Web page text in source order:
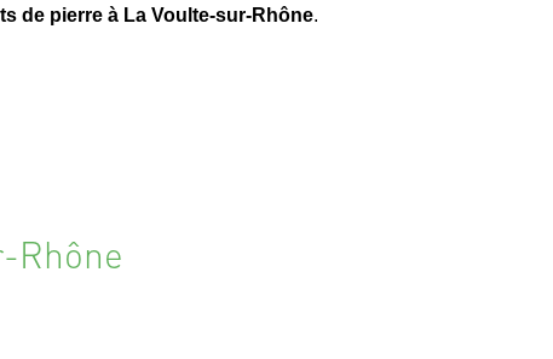
de pierre à La Voulte-sur-Rhône.
Rhône